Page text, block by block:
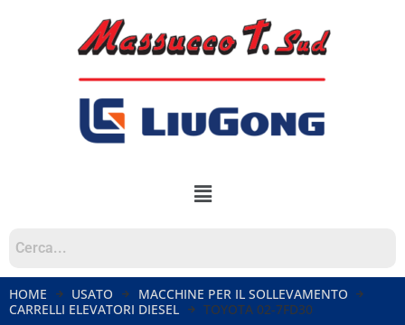
HOME USATO
MACCHINE PER IL SOLLEVAMENTO
CARRELLI ELEVATORI DIESEL
TOYOTA 02-7FD30